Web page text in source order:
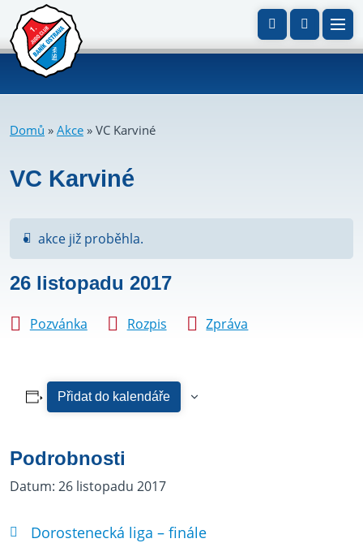
Domů » Akce » VC Karviné
VC Karviné
akce již proběhla.
26 listopadu 2017
Pozvánka Rozpis Zpráva
Přidat do kalendáře
Podrobnosti
Datum: 26 listopadu 2017
Dorostenecká liga – finále